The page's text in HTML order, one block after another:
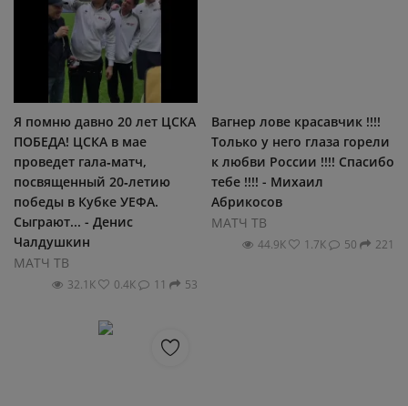
Я помню давно 20 лет ЦСКА
ПОБЕДА! ЦСКА в мае
проведет гала‑матч,
посвященный 20‑летию
победы в Кубке УЕФА.
Сыграют... - Денис
Чалдушкин
МАТЧ ТВ
32.1К 0.4К 11 53
Вагнер лове красавчик !!!!
Только у него глаза горели
к любви России !!!! Спасибо
тебе !!!! - Михаил
Абрикосов
МАТЧ ТВ
44.9К 1.7К 50 221